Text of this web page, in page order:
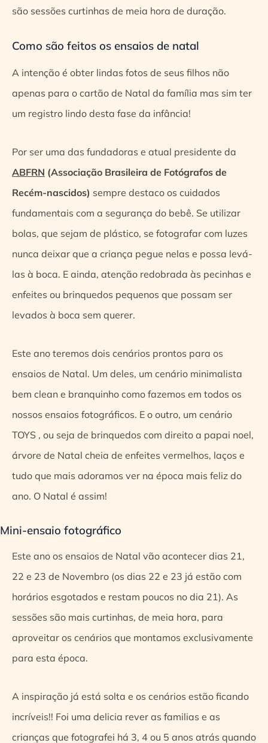
são sessões curtinhas de meia hora de duração.
Como são feitos os ensaios de natal
A intenção é obter lindas fotos de seus filhos não
apenas para o cartão de Natal da família mas sim ter
um registro lindo desta fase da infância!
Por ser uma das fundadoras e atual presidente da
ABFRN (Associação Brasileira de Fotógrafos de
Recém-nascidos) sempre destaco os cuidados
fundamentais com a segurança do bebê. Se utilizar
bolas, que sejam de plástico, se fotografar com luzes
nunca deixar que a criança pegue nelas e possa levá-
las à boca. E ainda, atenção redobrada às pecinhas e
enfeites ou brinquedos pequenos que possam ser
levados à boca sem querer.
Este ano teremos dois cenários prontos para os
ensaios de Natal. Um deles, um cenário minimalista
bem clean e branquinho como fazemos em todos os
nossos ensaios fotográficos. E o outro, um cenário
TOYS , ou seja de brinquedos com direito a papai noel,
árvore de Natal cheia de enfeites vermelhos, laços e
tudo que mais adoramos ver na época mais feliz do
ano. O Natal é assim!
Mini-ensaio fotográfico
Este ano os ensaios de Natal vão acontecer dias 21,
22 e 23 de Novembro (os dias 22 e 23 já estão com
horários esgotados e restam poucos no dia 21). As
sessões são mais curtinhas, de meia hora, para
aproveitar os cenários que montamos exclusivamente
para esta época.
A inspiração já está solta e os cenários estão ficando
incríveis!! Foi uma delicia rever as familias e as
crianças que fotografei há 3, 4 ou 5 anos atrás quando